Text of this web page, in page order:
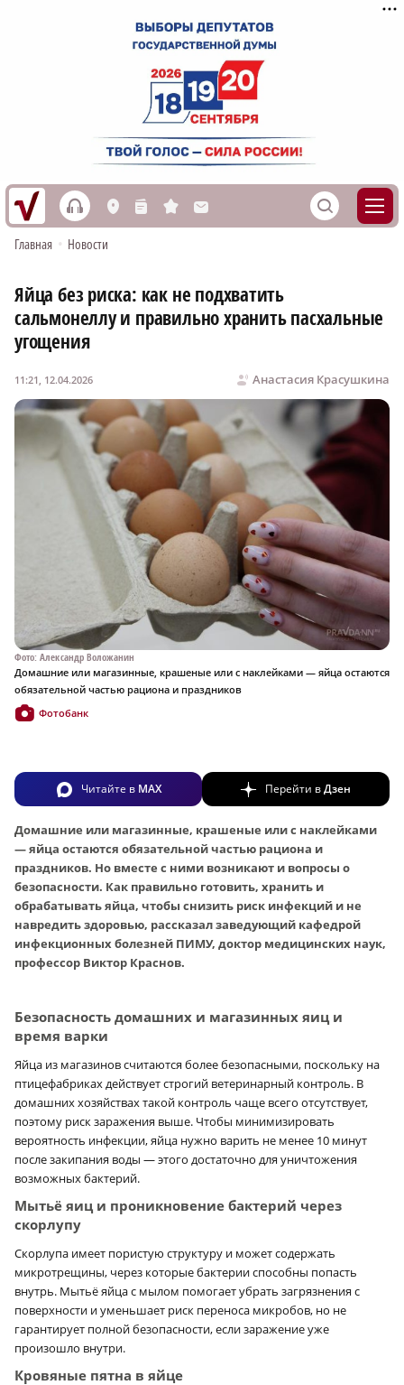
h L n s M S
Главная • Новости
Яйца без риска: как не подхватить
сальмонеллу и правильно хранить пасхальные
угощения
Анастасия Красушкина
11:21, 12.04.2026
Фото: Александр Воложанин
Домашние или магазинные, крашеные или с наклейками — яйца остаются
обязательной частью рациона и праздников
Фотобанк
Читайте в MAX Перейти вДзен
Домашние или магазинные, крашеные или с наклейками
— яйца остаются обязательной частью рациона и
праздников. Но вместе с ними возникают и вопросы о
безопасности. Как правильно готовить, хранить и
обрабатывать яйца, чтобы снизить риск инфекций и не
навредить здоровью, рассказал заведующий кафедрой
инфекционных болезней ПИМУ, доктор медицинских наук,
профессор Виктор Краснов.
Безопасность домашних и магазинных яиц и
время варки
Яйца из магазинов считаются более безопасными, поскольку на
птицефабриках действует строгий ветеринарный контроль. В
домашних хозяйствах такой контроль чаще всего отсутствует,
поэтому риск заражения выше. Чтобы минимизировать
вероятность инфекции, яйца нужно варить не менее 10 минут
после закипания воды — этого достаточно для уничтожения
возможных бактерий.
Мытьё яиц и проникновение бактерий через
скорлупу
Скорлупа имеет пористую структуру и может содержать
микротрещины, через которые бактерии способны попасть
внутрь. Мытьё яйца с мылом помогает убрать загрязнения с
поверхности и уменьшает риск переноса микробов, но не
гарантирует полной безопасности, если заражение уже
произошло внутри.
Кровяные пятна в яйце